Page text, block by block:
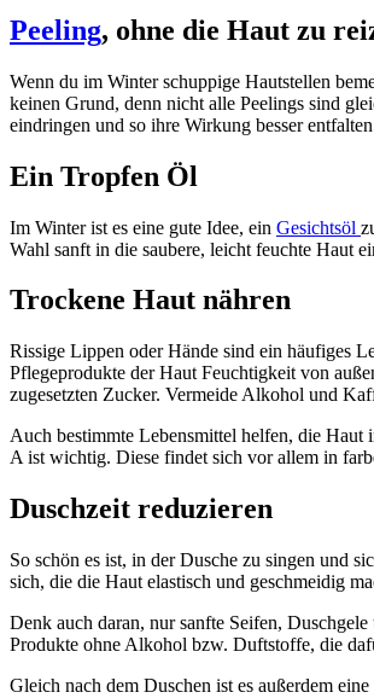
Peeling, ohne die Haut zu
Wenn du im Winter schuppige Hautstellen
keinen Grund, denn nicht alle Peelings sind
eindringen und so ihre Wirkung besser
Ein Tropfen Öl
Im Winter ist es eine gute Idee, ein Gesichtsöl
Wahl sanft in die saubere, leicht feuchte Haut
Trockene Haut nähren
Rissige Lippen oder Hände sind ein häufiges
Pflegeprodukte der Haut Feuchtigkeit von
zugesetzten Zucker. Vermeide Alkohol und
Auch bestimmte Lebensmittel helfen, die Haut
A ist wichtig. Diese findet sich vor allem in
Duschzeit reduzieren
So schön es ist, in der Dusche zu singen und
sich, die die Haut elastisch und geschmeidig
Denk auch daran, nur sanfte Seifen,
Produkte ohne Alkohol bzw. Duftstoffe, die
Gleich nach dem Duschen ist es außerdem